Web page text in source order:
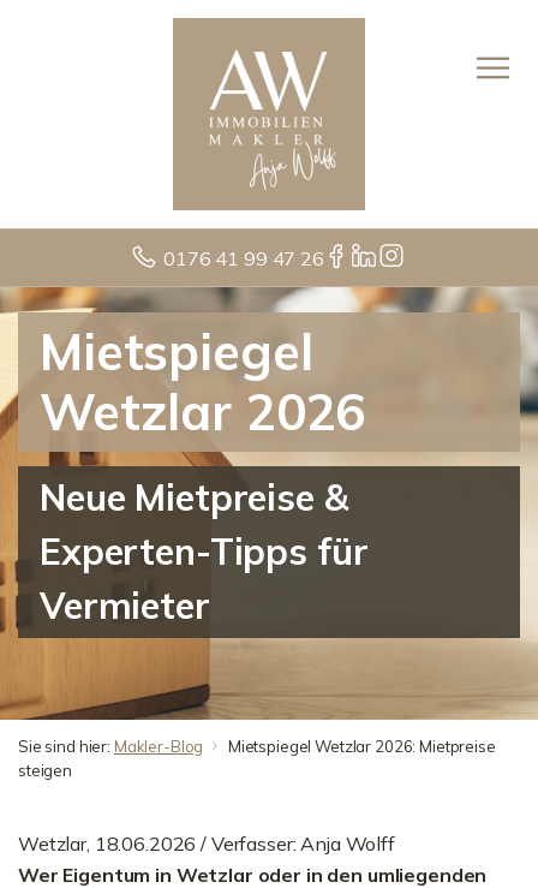
0176 41 99 47 26
Mietspiegel
Wetzlar 2026
Neue Mietpreise &
Experten-Tipps für
Vermieter
Sie sind hier: Makler-Blog
Mietspiegel Wetzlar 2026: Mietpreise
steigen
Wetzlar, 18.06.2026 / Verfasser: Anja Wolff
Wer Eigentum in Wetzlar oder in den umliegenden